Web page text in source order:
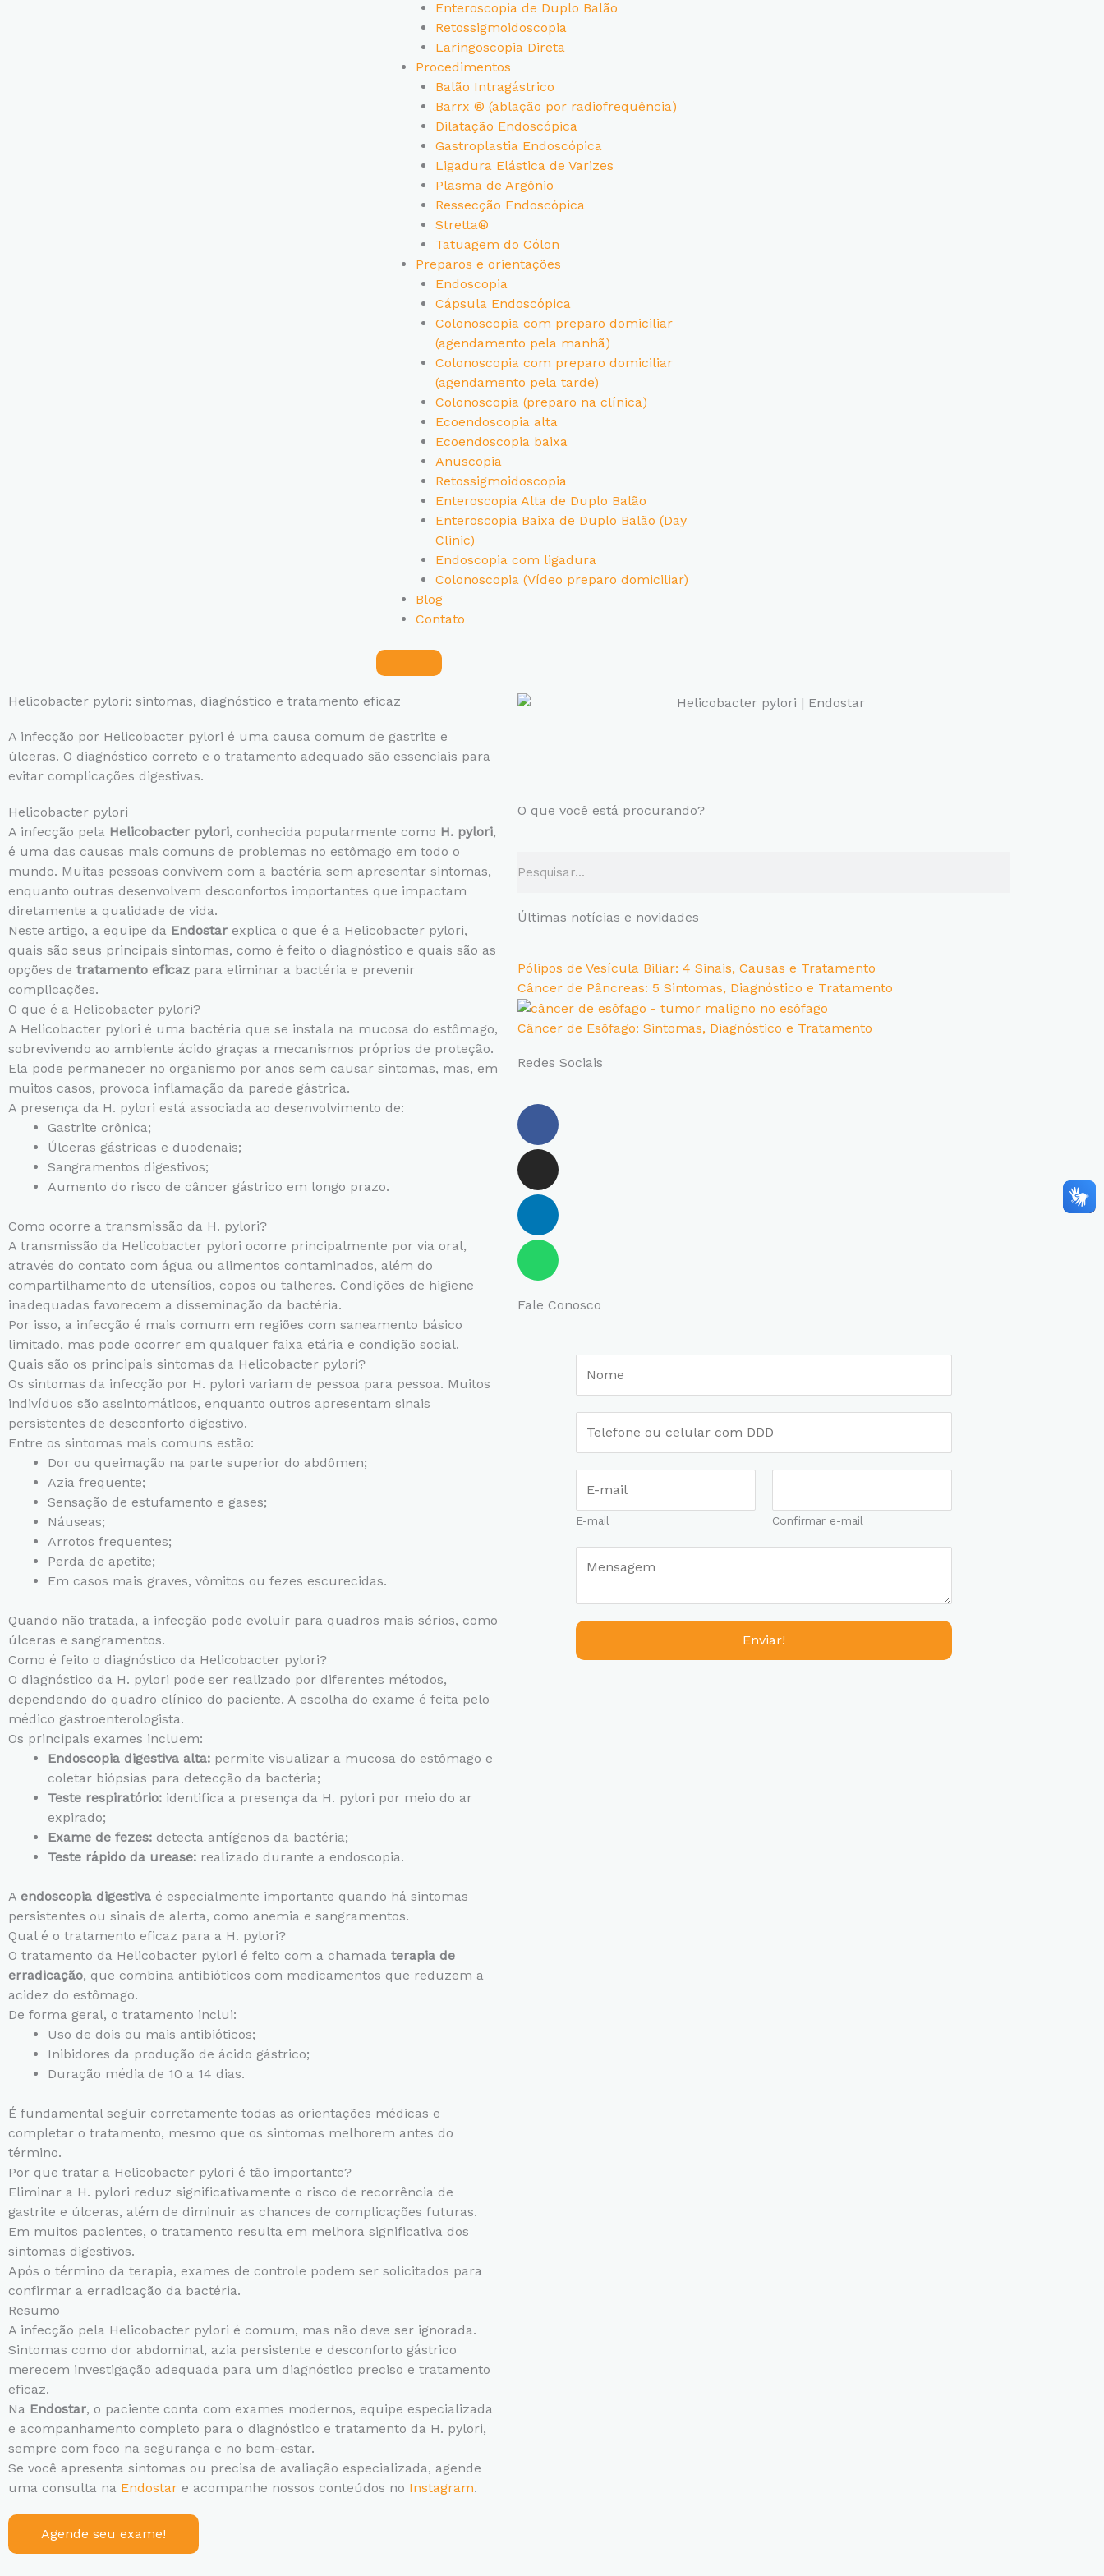
Enteroscopia de Duplo Balão
Retossigmoidoscopia
Laringoscopia Direta
Procedimentos
Balão Intragástrico
Barrx ® (ablação por radiofrequência)
Dilatação Endoscópica
Gastroplastia Endoscópica
Ligadura Elástica de Varizes
Plasma de Argônio
Ressecção Endoscópica
Stretta®
Tatuagem do Cólon
Preparos e orientações
Endoscopia
Cápsula Endoscópica
Colonoscopia com preparo domiciliar
(agendamento pela manhã)
Colonoscopia com preparo domiciliar
(agendamento pela tarde)
Colonoscopia (preparo na clínica)
Ecoendoscopia alta
Ecoendoscopia baixa
Anuscopia
Retossigmoidoscopia
Enteroscopia Alta de Duplo Balão
Enteroscopia Baixa de Duplo Balão (Day
Clinic)
Endoscopia com ligadura
Colonoscopia (Vídeo preparo domiciliar)
Blog
Contato
Helicobacter pylori: sintomas, diagnóstico e tratamento eficaz
A infecção por Helicobacter pylori é uma causa comum de gastrite e
úlceras. O diagnóstico correto e o tratamento adequado são essenciais para
evitar complicações digestivas.
Helicobacter pylori
A infecção pela Helicobacter pylori, conhecida popularmente como H. pylori,
é uma das causas mais comuns de problemas no estômago em todo o
mundo. Muitas pessoas convivem com a bactéria sem apresentar sintomas,
enquanto outras desenvolvem desconfortos importantes que impactam
diretamente a qualidade de vida.
Neste artigo, a equipe da Endostar explica o que é a Helicobacter pylori,
quais são seus principais sintomas, como é feito o diagnóstico e quais são as
opções de tratamento eficaz para eliminar a bactéria e prevenir
complicações.
O que é a Helicobacter pylori?
A Helicobacter pylori é uma bactéria que se instala na mucosa do estômago,
sobrevivendo ao ambiente ácido graças a mecanismos próprios de proteção.
Ela pode permanecer no organismo por anos sem causar sintomas, mas, em
muitos casos, provoca inflamação da parede gástrica.
A presença da H. pylori está associada ao desenvolvimento de:
Gastrite crônica;
Úlceras gástricas e duodenais;
Sangramentos digestivos;
Aumento do risco de câncer gástrico em longo prazo.
Como ocorre a transmissão da H. pylori?
A transmissão da Helicobacter pylori ocorre principalmente por via oral,
através do contato com água ou alimentos contaminados, além do
compartilhamento de utensílios, copos ou talheres. Condições de higiene
inadequadas favorecem a disseminação da bactéria.
Por isso, a infecção é mais comum em regiões com saneamento básico
limitado, mas pode ocorrer em qualquer faixa etária e condição social.
Quais são os principais sintomas da Helicobacter pylori?
Os sintomas da infecção por H. pylori variam de pessoa para pessoa. Muitos
indivíduos são assintomáticos, enquanto outros apresentam sinais
persistentes de desconforto digestivo.
Entre os sintomas mais comuns estão:
Dor ou queimação na parte superior do abdômen;
Azia frequente;
Sensação de estufamento e gases;
Náuseas;
Arrotos frequentes;
Perda de apetite;
Em casos mais graves, vômitos ou fezes escurecidas.
Quando não tratada, a infecção pode evoluir para quadros mais sérios, como
úlceras e sangramentos.
Como é feito o diagnóstico da Helicobacter pylori?
O diagnóstico da H. pylori pode ser realizado por diferentes métodos,
dependendo do quadro clínico do paciente. A escolha do exame é feita pelo
médico gastroenterologista.
Os principais exames incluem:
Endoscopia digestiva alta: permite visualizar a mucosa do estômago e
coletar biópsias para detecção da bactéria;
Teste respiratório: identifica a presença da H. pylori por meio do ar
expirado;
Exame de fezes: detecta antígenos da bactéria;
Teste rápido da urease: realizado durante a endoscopia.
A endoscopia digestiva é especialmente importante quando há sintomas
persistentes ou sinais de alerta, como anemia e sangramentos.
Qual é o tratamento eficaz para a H. pylori?
O tratamento da Helicobacter pylori é feito com a chamada terapia de
erradicação, que combina antibióticos com medicamentos que reduzem a
acidez do estômago.
De forma geral, o tratamento inclui:
Uso de dois ou mais antibióticos;
Inibidores da produção de ácido gástrico;
Duração média de 10 a 14 dias.
É fundamental seguir corretamente todas as orientações médicas e
completar o tratamento, mesmo que os sintomas melhorem antes do
término.
Por que tratar a Helicobacter pylori é tão importante?
Eliminar a H. pylori reduz significativamente o risco de recorrência de
gastrite e úlceras, além de diminuir as chances de complicações futuras.
Em muitos pacientes, o tratamento resulta em melhora significativa dos
sintomas digestivos.
Após o término da terapia, exames de controle podem ser solicitados para
confirmar a erradicação da bactéria.
Resumo
A infecção pela Helicobacter pylori é comum, mas não deve ser ignorada.
Sintomas como dor abdominal, azia persistente e desconforto gástrico
merecem investigação adequada para um diagnóstico preciso e tratamento
eficaz.
Na Endostar, o paciente conta com exames modernos, equipe especializada
e acompanhamento completo para o diagnóstico e tratamento da H. pylori,
sempre com foco na segurança e no bem-estar.
Se você apresenta sintomas ou precisa de avaliação especializada, agende
uma consulta na Endostar e acompanhe nossos conteúdos no Instagram.
Agende seu exame!
O que você está procurando?
Últimas notícias e novidades
Pólipos de Vesícula Biliar: 4 Sinais, Causas e Tratamento
Câncer de Pâncreas: 5 Sintomas, Diagnóstico e Tratamento
Câncer de Esôfago: Sintomas, Diagnóstico e Tratamento
Redes Sociais
Facebook
Instagram
Linkedin
Whatsapp
Fale Conosco
o
c
l
m
E-mail Confirmar e-mail
g
Enviar!